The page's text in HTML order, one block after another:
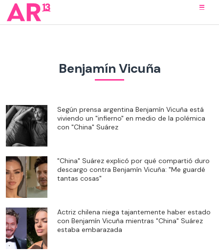
Benjamín Vicuña
Según prensa argentina Benjamín Vicuña está
viviendo un "infierno" en medio de la polémica
con "China" Suárez
"China" Suárez explicó por qué compartió duro
descargo contra Benjamín Vicuña: "Me guardé
tantas cosas"
Actriz chilena niega tajantemente haber estado
con Benjamín Vicuña mientras "China" Suárez
estaba embarazada